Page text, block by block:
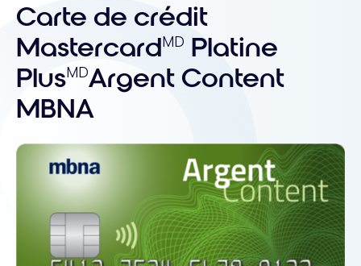
Carte de crédit
MastercardMD Platine
PlusMDArgent Content
MBNA